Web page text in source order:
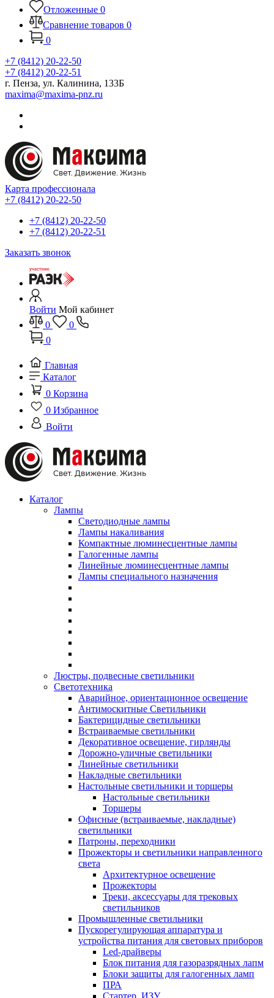
Отложенные 0
Сравнение товаров 0
0
+7 (8412) 20-22-50
+7 (8412) 20-22-51
г. Пенза, ул. Калинина, 133Б
maxima@maxima-pnz.ru
Карта профессионала
+7 (8412) 20-22-50
+7 (8412) 20-22-50
+7 (8412) 20-22-51
Заказать звонок
Войти Мой кабинет
0
0
0
Главная
Каталог
0 Корзина
0 Избранное
Войти
Каталог
Лампы
Светодиодные лампы
Лампы накаливания
Компактные люминесцентные лампы
Галогенные лампы
Линейные люминесцентные лампы
Лампы специального назначения
Люстры, подвесные светильники
Светотехника
Аварийное, ориентационное освещение
Антимоскитные Светильники
Бактерицидные светильники
Встраиваемые светильники
Декоративное освещение, гирлянды
Дорожно-уличные светильники
Линейные светильники
Накладные светильники
Настольные светильники и торшеры
Настольные светильники
Торшеры
Офисные (встраиваемые, накладные)
светильники
Патроны, переходники
Прожекторы и светильники направленного
света
Архитектурное освещение
Прожекторы
Треки, аксессуары для трековых
светильников
Промышленные светильники
Пускорегулирующая аппаратура и
устройства питания для световых приборов
Led-драйверы
Блок питания для газоразрядных лапм
Блоки защиты для галогенных ламп
ПРА
Стартер, ИЗУ